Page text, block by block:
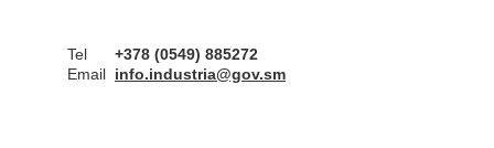
Tel
+378 (0549) 885272
Email info.industria@gov.sm